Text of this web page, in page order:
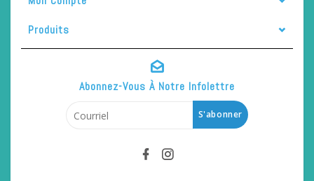
Produits
Abonnez-Vous À Notre Infolettre
S'abonner